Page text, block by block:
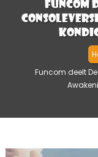
Funcom
Funcom deelt